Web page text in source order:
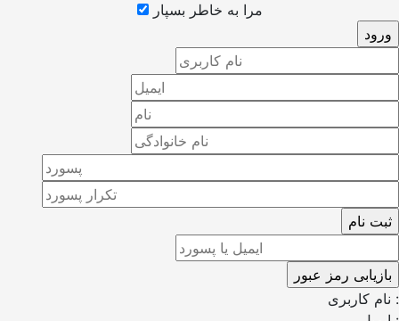
مرا به خاطر بسپار
نام کاربری :